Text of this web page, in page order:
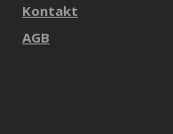
Kontakt
AGB